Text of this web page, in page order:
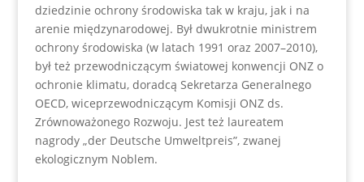
dziedzinie ochrony środowiska tak w kraju, jak i na
arenie międzynarodowej. Był dwukrotnie ministrem
ochrony środowiska (w latach 1991 oraz 2007–2010),
był też przewodniczącym światowej konwencji ONZ o
ochronie klimatu, doradcą Sekretarza Generalnego
OECD, wiceprzewodniczącym Komisji ONZ ds.
Zrównoważonego Rozwoju. Jest też laureatem
nagrody „der Deutsche Umweltpreis”, zwanej
ekologicznym Noblem.